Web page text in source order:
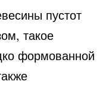
пустот
такое
формованной